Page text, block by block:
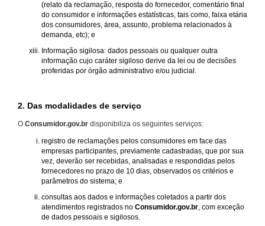
(relato da reclamação, resposta do fornecedor, comentário final
do consumidor e informações estatísticas, tais como, faixa etária
dos consumidores, área, assunto, problema relacionados à
demanda, etc); e
Informação sigilosa: dados pessoais ou qualquer outra
informação cujo caráter sigiloso derive da lei ou de decisões
proferidas por órgão administrativo e/ou judicial.
2. Das modalidades de serviço
O Consumidor.gov.br disponibiliza os seguintes serviços:
registro de reclamações pelos consumidores em face das
empresas participantes, previamente cadastradas, que por sua
vez, deverão ser recebidas, analisadas e respondidas pelos
fornecedores no prazo de 10 dias, observados os critérios e
parâmetros do sistema; e
consultas aos dados e informações coletados a partir dos
atendimentos registrados no Consumidor.gov.br , com exceção
de dados pessoais e sigilosos.